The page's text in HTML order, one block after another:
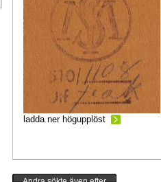
ladda ner högupplöst